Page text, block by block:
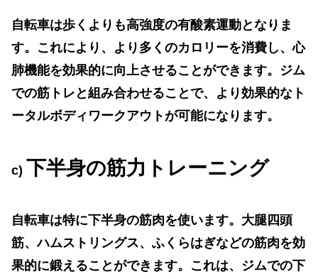
自転車は歩くよりも高強度の有酸素運動となりま
す。これにより、より多くのカロリーを消費し、心
肺機能を効果的に向上させることができます。ジム
での筋トレと組み合わせることで、より効果的なト
ータルボディワークアウトが可能になります。
c) 下半身の筋力トレーニング
自転車は特に下半身の筋肉を使います。大腿四頭
筋、ハムストリングス、ふくらはぎなどの筋肉を効
果的に鍛えることができます。これは、ジムでの下